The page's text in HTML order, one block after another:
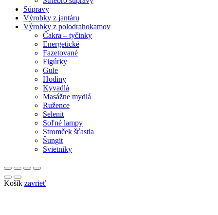
Súpravy
Výrobky z jantáru
Výrobky z polodrahokamov
Čakra – tyčinky
Energetické
Fazetované
Figúrky
Gule
Hodiny
Kyvadlá
Masážne mydlá
Ružence
Selenit
Soľné lampy
Stromček šťastia
Šungit
Svietniky
Košík zavrieť